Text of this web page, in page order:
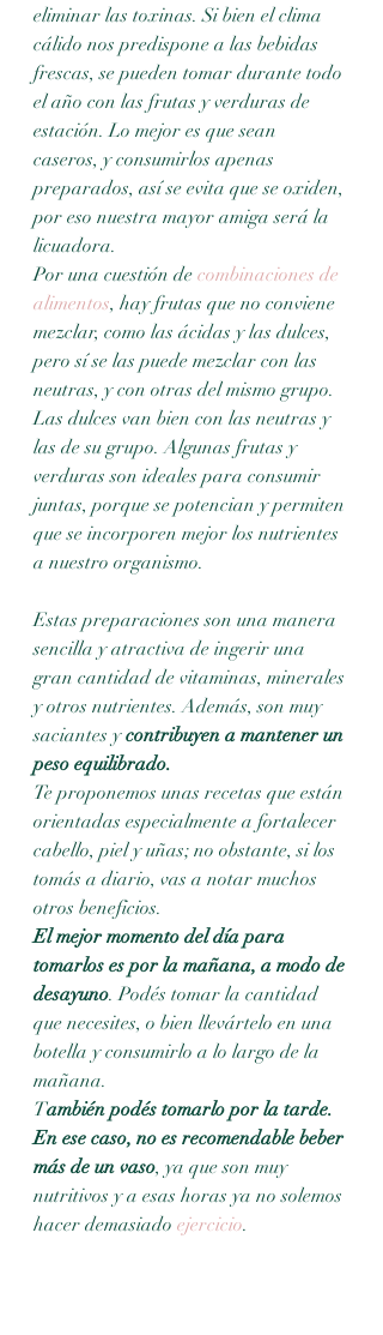
eliminar las toxinas. Si bien el clima
cálido nos predispone a las bebidas
frescas, se pueden tomar durante todo
el año con las frutas y verduras de
estación. Lo mejor es que sean
caseros, y consumirlos apenas
preparados, así se evita que se oxiden,
por eso nuestra mayor amiga será la
licuadora.
Por una cuestión de combinaciones de
alimentos, hay frutas que no conviene
mezclar, como las ácidas y las dulces,
pero sí se las puede mezclar con las
neutras, y con otras del mismo grupo.
Las dulces van bien con las neutras y
las de su grupo. Algunas frutas y
verduras son ideales para consumir
juntas, porque se potencian y permiten
que se incorporen mejor los nutrientes
Estas preparaciones son una manera
sencilla y atractiva de ingerir una
gran cantidad de vitaminas, minerales
y otros nutrientes. Además, son muy
saciantes y contribuyen a mantener un
peso equilibrado.
Te proponemos unas recetas que están
orientadas especialmente a fortalecer
cabello, piel y uñas; no obstante, si los
tomás a diario, vas a notar muchos
otros beneficios.
El mejor momento del día para
tomarlos es por la mañana, a modo de
desayuno. Podés tomar la cantidad
que necesites, o bien llevártelo en una
botella y consumirlo a lo largo de la
mañana.
También podés tomarlo por la tarde.
En ese caso, no es recomendable beber
más de un vaso, ya que son muy
nutritivos y a esas horas ya no solemos
hacer demasiado ejercicio.